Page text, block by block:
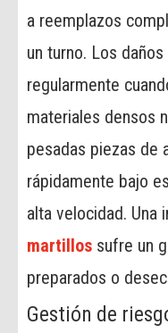
a reemplazos
un turno. Los
regularmente
materiales densos
pesadas piezas de
rápidamente bajo
alta velocidad. Una
martillos sufre un
preparados o
Gestión de